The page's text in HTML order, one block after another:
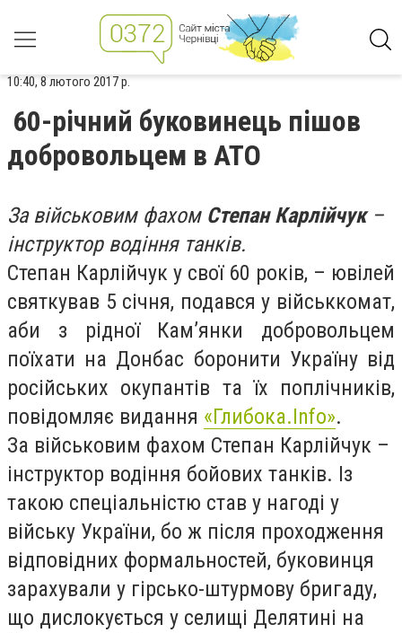
10:40, 8 лютого 2017 р.
60-річний буковинець пішов
добровольцем в АТО
За військовим фахом Степан Карлійчук–
інструктор водіння танків.
Степан Карлійчук у свої 60 років, – ювілей
святкував 5 січня, подався у військкомат,
аби з рідної Кам’янки добровольцем
поїхати на Донбас боронити Україну від
російських окупантів та їх поплічників,
повідомляє видання «Глибока.Info».
За військовим фахом Степан Карлійчук –
інструктор водіння бойових танків. Із
такою спеціальністю став у нагоді у
війську України, бо ж після проходження
відповідних формальностей, буковинця
зарахували у гірсько-штурмову бригаду,
що дислокується у селищі Делятині на